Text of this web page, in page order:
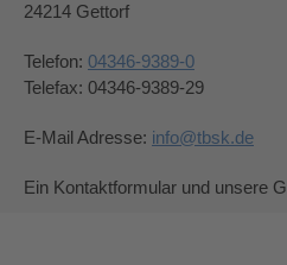
24214 Gettorf
Telefon: 04346-9389-0
Telefax: 04346-9389-29
E-Mail Adresse: info@tbsk.de
Ein Kontaktformular und unsere